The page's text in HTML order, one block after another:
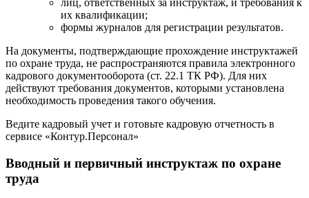
лиц, ответственных за инструктаж, и требования к
их квалификации;
формы журналов для регистрации результатов.
На документы, подтверждающие прохождение инструктажей
по охране труда, не распространяются правила электронного
кадрового документооборота (ст. 22.1 ТК РФ). Для них
действуют требования документов, которыми установлена
необходимость проведения такого обучения.
Ведите кадровый учет и готовьте кадровую отчетность в
сервисе «Контур.Персонал»
Вводный и первичный инструктаж по охране
труда